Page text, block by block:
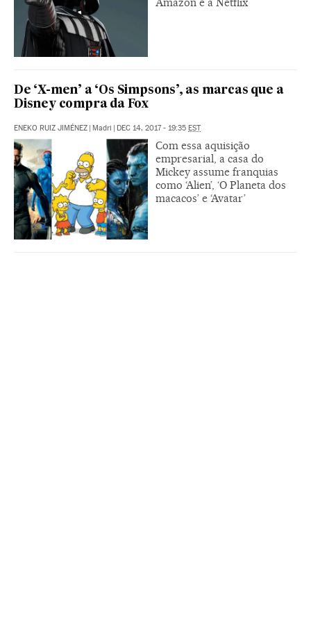
De ‘X-men’ a ‘Os Simpsons’, as marcas que a
Disney compra da Fox
ENEKO RUIZ JIMÉNEZ | Madri | DEC 14, 2017 - 19:35 EST
Com essa aquisição
empresarial, a casa do
Mickey assume franquias
como ‘Alien’, ‘O Planeta dos
macacos’ e ‘Avatar’